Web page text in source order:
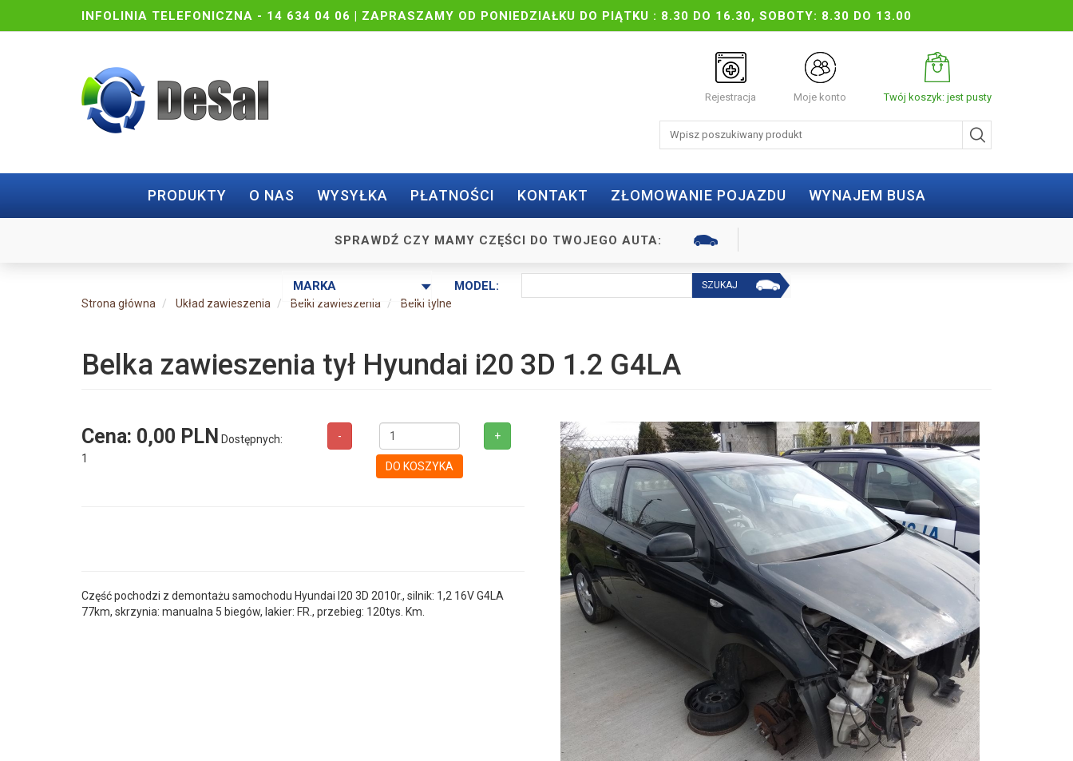
INFOLINIA TELEFONICZNA - 14 634 04 06 | ZAPRASZAMY OD PONIEDZIAŁKU DO PIĄTKU : 8.30 DO 16.30, SOBOTY: 8.30 DO 13.00
Rejestracja Moje konto Twój koszyk: jest pusty
PRODUKTY O NAS WYSYŁKA PŁATNOŚCI KONTAKT ZŁOMOWANIE POJAZDU WYNAJEM BUSA
SPRAWDŹ CZY MAMY CZĘŚCI DO TWOJEGO AUTA:
MODEL:
Strona główna Układ zawieszenia Belki zawieszenia Belki tylne
Belka zawieszenia tył Hyundai i20 3D 1.2 G4LA
Cena: 0,00 PLN
Dostępnych:
1
- +
DO KOSZYKA
Część pochodzi z demontażu samochodu Hyundai I20 3D 2010r., silnik: 1,2 16V G4LA
77km, skrzynia: manualna 5 biegów, lakier: FR., przebieg: 120tys. Km.